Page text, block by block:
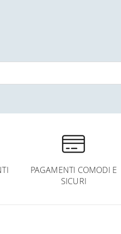
PAGAMENTI COMODI E
SICURI